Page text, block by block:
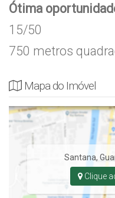
Ótima
15/50
750 metros
Mapa do Imóvel
Santana,
Clique